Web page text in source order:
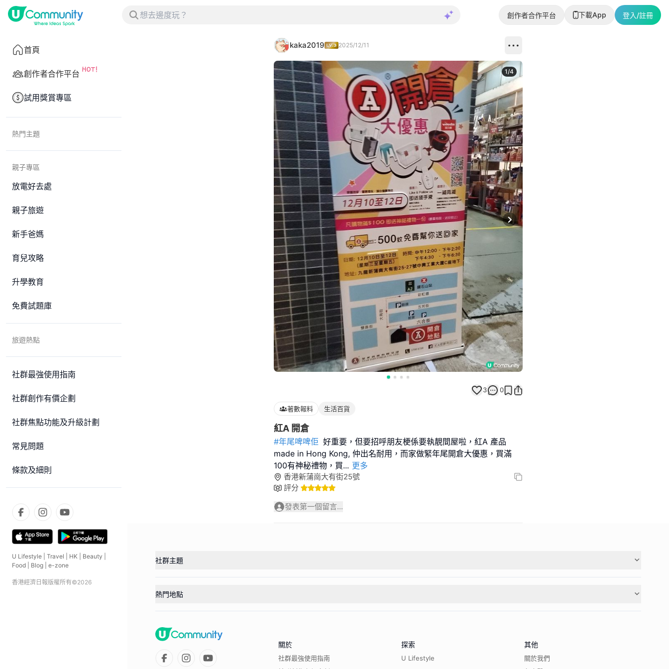
創作者合作平台 下載App 登入/註冊
首頁
創作者合作平台
試用獎賞專區
熱門主題
親子專區
放電好去處
親子旅遊
新手爸媽
育兒攻略
升學教育
免費試題庫
旅遊熱點
社群最強使用指南
社群創作有價企劃
社群焦點功能及升級計劃
常見問題
條款及細則
U Lifestyle Travel HK Beauty
Food
Blog e-zone
香港經濟日報版權所有©2026
kaka2019 2025/12/11
Next slide
1/4
3 0
著數報料 生活百貨
紅A 開倉
#年尾啤啤佢 好重要，但要招呼朋友梗係要執靚間屋啦，紅A 產品
made in Hong Kong, 仲出名耐用，而家做緊年尾開倉大優惠，買滿
100有神秘禮物，買... 更多
香港新蒲崗大有街25號
評分
發表第一個留言...
社群主題
熱門地點
關於
社群最強使用指南
探索
U Lifestyle
其他
關於我們